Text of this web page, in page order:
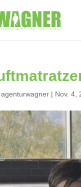
agenturwagner | Nov. 4,